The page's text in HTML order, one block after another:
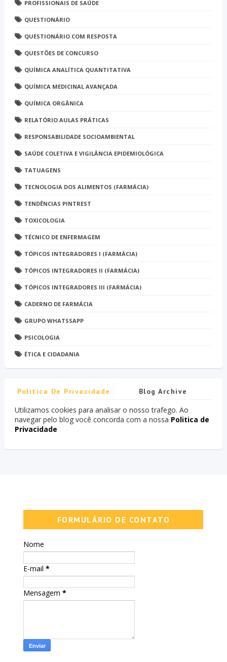
PROFISSIONAIS DE SAÚDE
QUESTIONÁRIO
QUESTIONÁRIO COM RESPOSTA
QUESTÕES DE CONCURSO
QUÍMICA ANALÍTICA QUANTITATIVA
QUÍMICA MEDICINAL AVANÇADA
QUÍMICA ORGÂNICA
RELATÓRIO AULAS PRÁTICAS
RESPONSABILIDADE SOCIOAMBIENTAL
SAÚDE COLETIVA E VIGILÂNCIA EPIDEMIOLÓGICA
TATUAGENS
TECNOLOGIA DOS ALIMENTOS (FARMÁCIA)
TENDÊNCIAS PINTREST
TOXICOLOGIA
TÉCNICO DE ENFERMAGEM
TÓPICOS INTEGRADORES I (FARMÁCIA)
TÓPICOS INTEGRADORES II (FARMÁCIA)
TÓPICOS INTEGRADORES III (FARMÁCIA)
CADERNO DE FARMÁCIA
GRUPO WHATSSAPP
PSICOLOGIA
ÉTICA E CIDADANIA
Politica De Privacidade Blog Archive
Utilizamos cookies para analisar o nosso trafego. Ao
navegar pelo blog você concorda com a nossa Politica de
Privacidade
FORMULÁRIO DE CONTATO
Nome
E-mail*
Mensagem*